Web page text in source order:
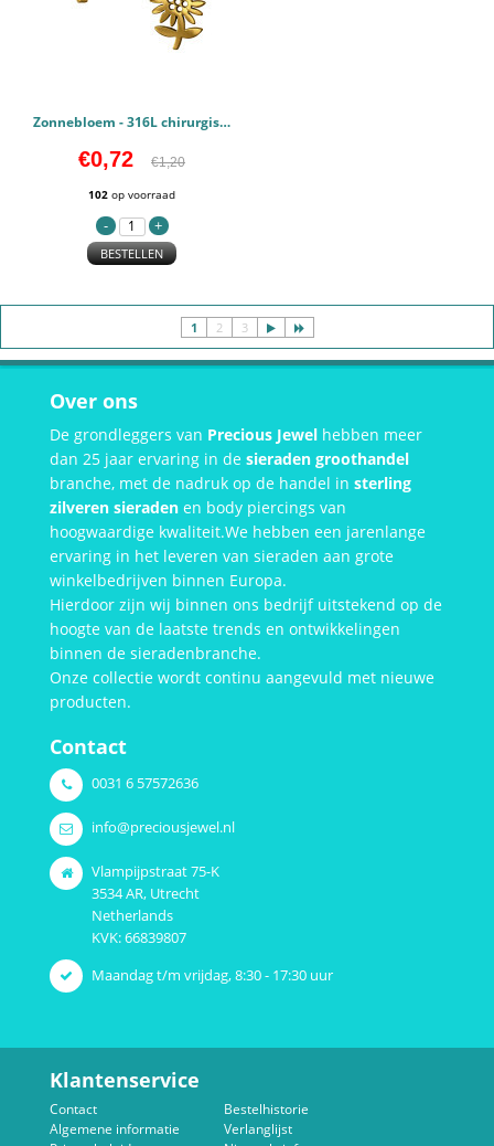
Zonnebloem - 316L chirurgisch roestvrij staal Oorstekers PCJW50056
€0,72 €1,20
102 op voorraad
BESTELLEN
1 2 3
Over ons
De grondleggers van Precious Jewel hebben meer
dan 25 jaar ervaring in de sieraden groothandel
branche, met de nadruk op de handel in sterling
zilveren sieraden en body piercings van
hoogwaardige kwaliteit.We hebben een jarenlange
ervaring in het leveren van sieraden aan grote
winkelbedrijven binnen Europa.
Hierdoor zijn wij binnen ons bedrijf uitstekend op de
hoogte van de laatste trends en ontwikkelingen
binnen de sieradenbranche.
Onze collectie wordt continu aangevuld met nieuwe
producten.
Contact
0031 6 57572636
info@preciousjewel.nl
Vlampijpstraat 75-K
3534 AR, Utrecht
Netherlands
KVK: 66839807
Maandag t/m vrijdag, 8:30 - 17:30 uur
Klantenservice
Contact
Algemene informatie
Bestelhistorie
Verlanglijst